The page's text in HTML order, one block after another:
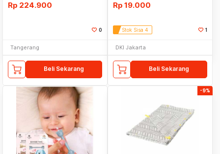
Rp 224.900
0
Tangerang
Beli Sekarang
Rp 19.000
Stok Sisa 4 1
DKI Jakarta
Beli Sekarang
-9%